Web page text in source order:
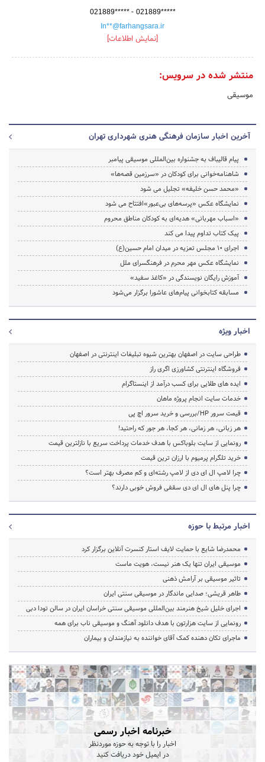
021889***** - 021889*****
In**@farhangsara.ir
[نمایش اطلاعات]
منتشر شده در سرویس:
موسیقی
آخرین اخبار سازمان فرهنگی هنری شهرداری تهران
پیام قالیباف به جشنواره بین‌المللی موسیقی پیامبر
شاهنامه‌خوانی برای کودکان در «سرزمین قصه‌ها»
«محمد حسن خلیفه» تجلیل می شود
نمایشگاه عکس «پرسه‌های بی‌عبور»افتتاح می شود
«اسباب مهربانی» هدیه‌ای به کودکان مناطق محروم
پیک کتاب تداوم پیدا می کند
اجرای 10 مجلس تعزیه در میدان امام حسین(ع)‌
نمایشگاه عکس مهر محرم در فرهنگسرای ملل
آموزش رایگان نویسندگی در «کاغذ سفید»
مسابقه کتابخوانی پیام‌های عاشورا برگزار می‌شود
اخبار ویژه
طراحی سایت در اصفهان بهترین شیوه تبلیغات اینترنتی در اصفهان
فروشگاه اینترنتی کشاورزی اگری راز
ایده های طلایی برای کسب درآمد از اینستاگرام
خدمات سایت انجام پروژه ماهان
قیمت سرور HP/بررسی و خرید سرور اچ پی
هر زبانی، هر زمانی، هر کجا، هر جور که راحتید!
رونمایی از سایت بلوباکس با هدف خدمات پرداخت سریع با نازلترین قیمت
خرید تلگرام پرمیوم با ارزان ترین قیمت
چرا لامپ ال ای دی از لامپ رشته‌ای و کم مصرف بهتر است؟
چرا پنل های ال ای دی سقفی فروش خوبی دارند؟
اخبار مرتبط با حوزه
محمدرضا شایع با حمایت لایف استار کنسرت آنلاین برگزار کرد
موسیقی ایران تنها یک هنر نیست، هویت ماست
تاثیر موسیقی بر آرامش ذهنی
طاهر قریشی؛ صدایی ماندگار در موسیقی سنتی ایران
اجرای خلیل شیخ هنرمند بین‌المللی موسیقی سنتی خراسان ایران در سالن تودا دبی
رونمایی از سایت هزارتون با هدف دانلود آهنگ و موسیقی ناب برای همه
ماجرای تکان دهنده کمک آقای خواننده به نیازمندان و بیماران
خبرنامه اخبار رسمی
اخبار را با توجه به حوزه موردنظر
در ایمیل خود دریافت کنید